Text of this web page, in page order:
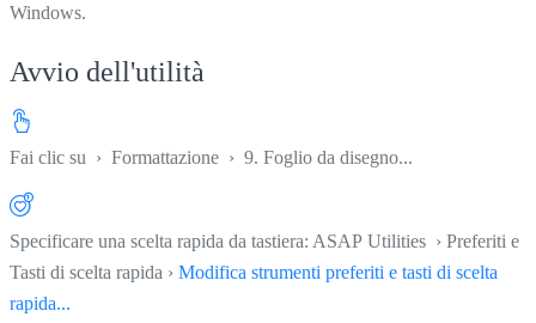
Windows.
Avvio dell'utilità
Fai clic su › Formattazione › 9. Foglio da disegno...
Specificare una scelta rapida da tastiera: ASAP Utilities › Preferiti e
Tasti di scelta rapida › Modifica strumenti preferiti e tasti di scelta
rapida...